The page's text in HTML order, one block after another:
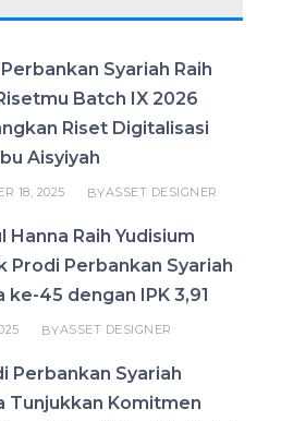
Syariah Raih
Batch IX 2026
Riset Digitalisasi
Aisyiyah
18, 2025 BYASSET DESIGNER
Hanna Raih Yudisium
Prodi Perbankan Syariah
ke-45 dengan IPK 3,91
BYASSET DESIGNER
Perbankan Syariah
Tunjukkan Komitmen